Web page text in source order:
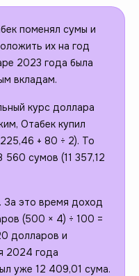
поменял сумы и
их на год
2023 года была
вкладам.
курс доллара
Отабек купил
+ 80 ÷ 2). То
сумов (11 357,12
За это время доход
(500 × 4) ÷ 100 =
долларов и
2024 года
уже 12 409,01 сума.